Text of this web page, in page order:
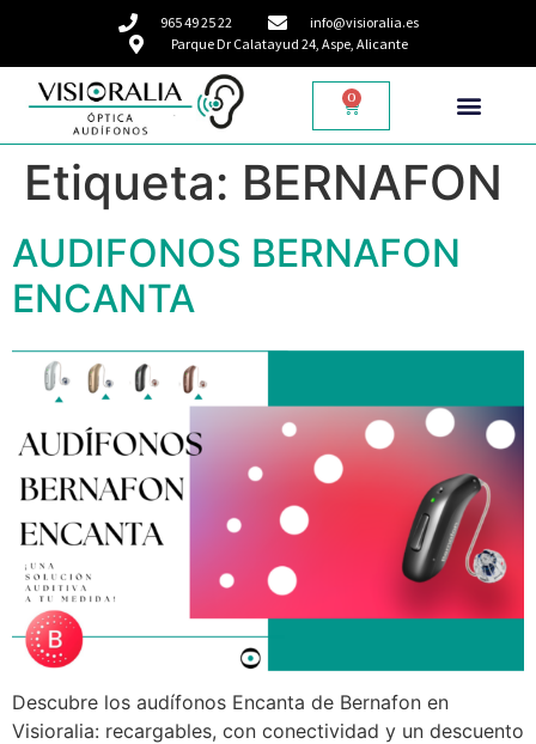
965 49 25 22
info@visioralia.es
Parque Dr Calatayud 24, Aspe, Alicante
0
Etiqueta: BERNAFON
AUDIFONOS BERNAFON
ENCANTA
Descubre los audífonos Encanta de Bernafon en
Visioralia: recargables, con conectividad y un descuento